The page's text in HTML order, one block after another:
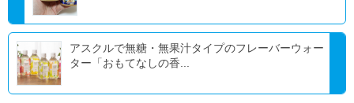
アスクルで無糖・無果汁タイプのフレーバーウォー
ター「おもてなしの香...